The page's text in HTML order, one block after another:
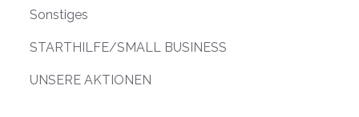
Sonstiges
STARTHILFE/SMALL BUSINESS
UNSERE AKTIONEN